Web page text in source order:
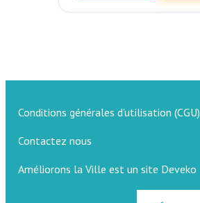
Conditions générales d’utilisation (CGU)
Contactez nous
Améliorons la Ville est un site Deveko